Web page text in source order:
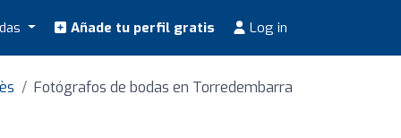
Añade tu perfil gratis Log in
Fotógrafos de bodas en Torredembarra